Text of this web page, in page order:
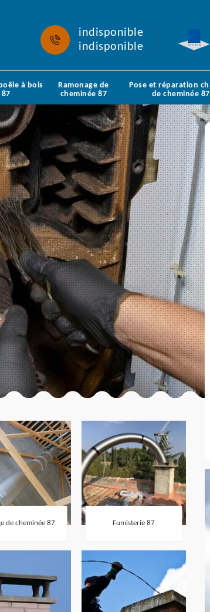
indisponible
indisponible
à bois
Ramonage de
cheminée 87
Pose et réparation
de cheminée 87
de cheminée 87 Fumisterie 87